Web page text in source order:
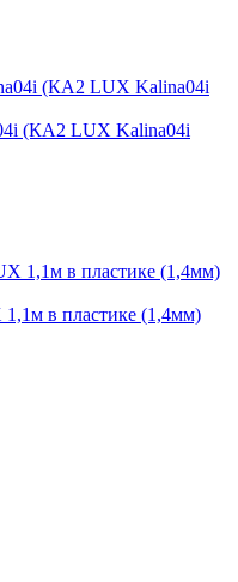
(КА2 LUX Kalina04i
в пластике (1,4мм)